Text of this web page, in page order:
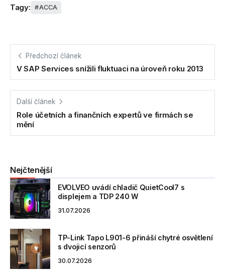
Tagy: ACCA
Předchozí článek
V SAP Services snížili fluktuaci na úroveň roku 2013
Další článek
Role účetních a finančních expertů ve firmách se
mění
Nejčtenější
EVOLVEO uvádí chladič QuietCool7 s
displejem a TDP 240 W
31.07.2026
TP-Link Tapo L901-6 přináší chytré osvětlení
s dvojicí senzorů
30.07.2026